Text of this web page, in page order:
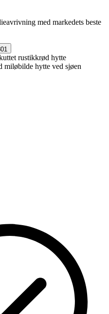
med markedets beste